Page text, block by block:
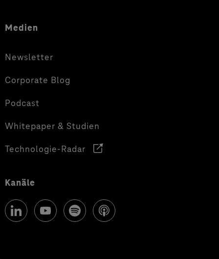
Medien
Newsletter
Corporate Blog
Podcast
Whitepaper & Studien
Technologie-Radar
Kanäle